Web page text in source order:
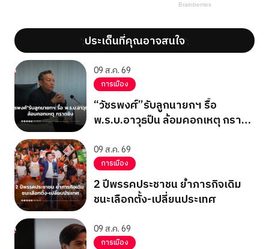
';ประเด็นที่คุณอาจสนใจ';
09 ส.ค. 69
การเมือง
“วัชรพงศ์”รับลูกนายกฯ รื้อ
พ.ร.บ.อาวุธปืน ล้อมคอกเหตุ กราด
09 ส.ค. 69
การเมือง
2 ปีพรรคประชาชน ย้ำภารกิจเดิม
ชนะเลือกตั้ง-เปลี่ยนประเทศ
09 ส.ค. 69
การเมือง